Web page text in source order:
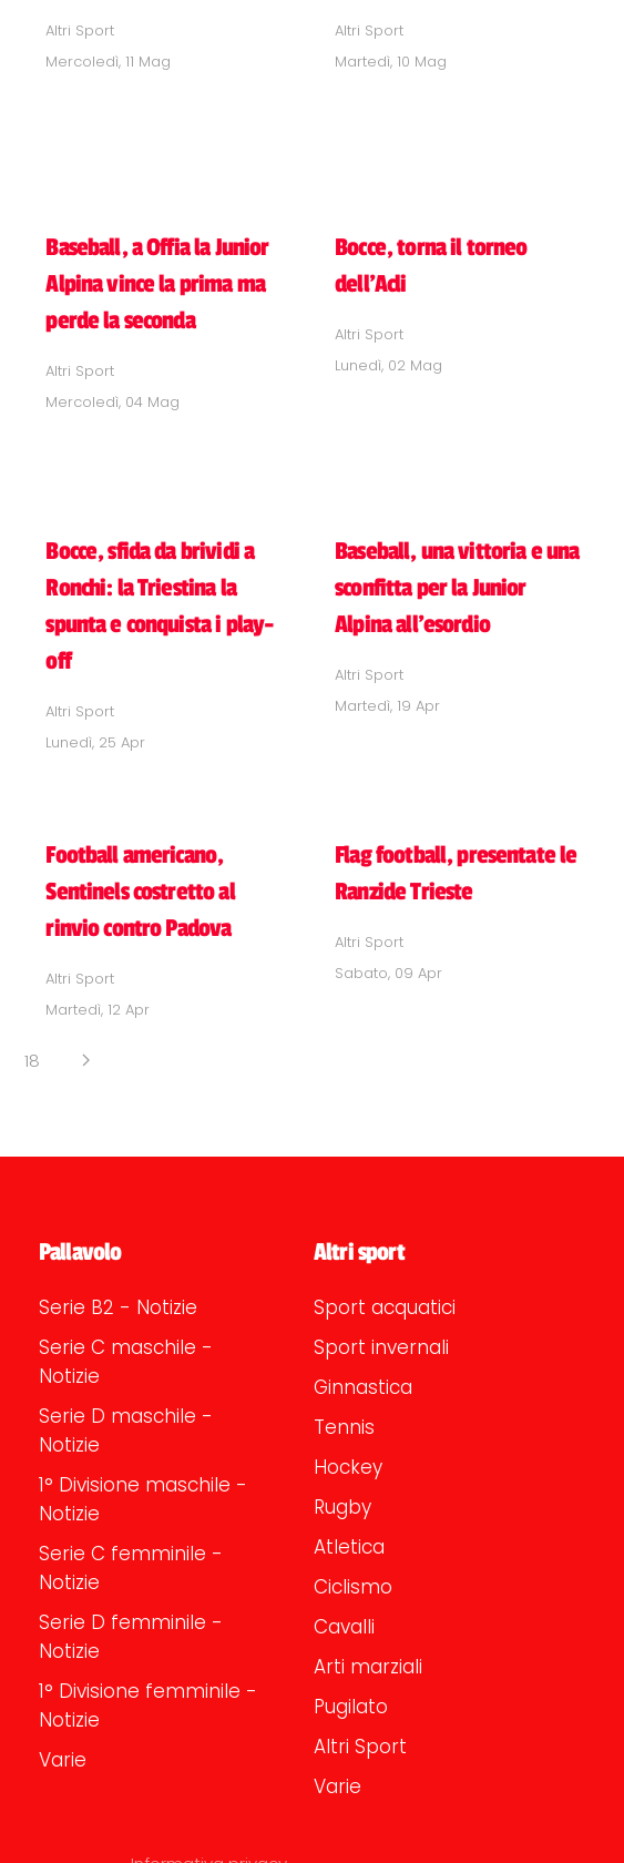
Altri Sport
Mercoledì, 11 Mag
Altri Sport
Martedì, 10 Mag
Baseball, a Offia la Junior
Alpina vince la prima ma
perde la seconda
Altri Sport
Mercoledì, 04 Mag
Bocce, torna il torneo
dell'Acli
Altri Sport
Lunedì, 02 Mag
Bocce, sfida da brividi a
Ronchi: la Triestina la
spunta e conquista i play-
off
Altri Sport
Lunedì, 25 Apr
Baseball, una vittoria e una
sconfitta per la Junior
Alpina all'esordio
Altri Sport
Martedì, 19 Apr
Football americano,
Sentinels costretto al
rinvio contro Padova
Altri Sport
Martedì, 12 Apr
Flag football, presentate le
Ranzide Trieste
Altri Sport
Sabato, 09 Apr
18
Pallavolo
Serie B2 - Notizie
Serie C maschile -
Notizie
Serie D maschile -
Notizie
1° Divisione maschile -
Notizie
Serie C femminile -
Notizie
Serie D femminile -
Notizie
1° Divisione femminile -
Notizie
Varie
Altri sport
Sport acquatici
Sport invernali
Ginnastica
Tennis
Hockey
Rugby
Atletica
Ciclismo
Cavalli
Arti marziali
Pugilato
Altri Sport
Varie